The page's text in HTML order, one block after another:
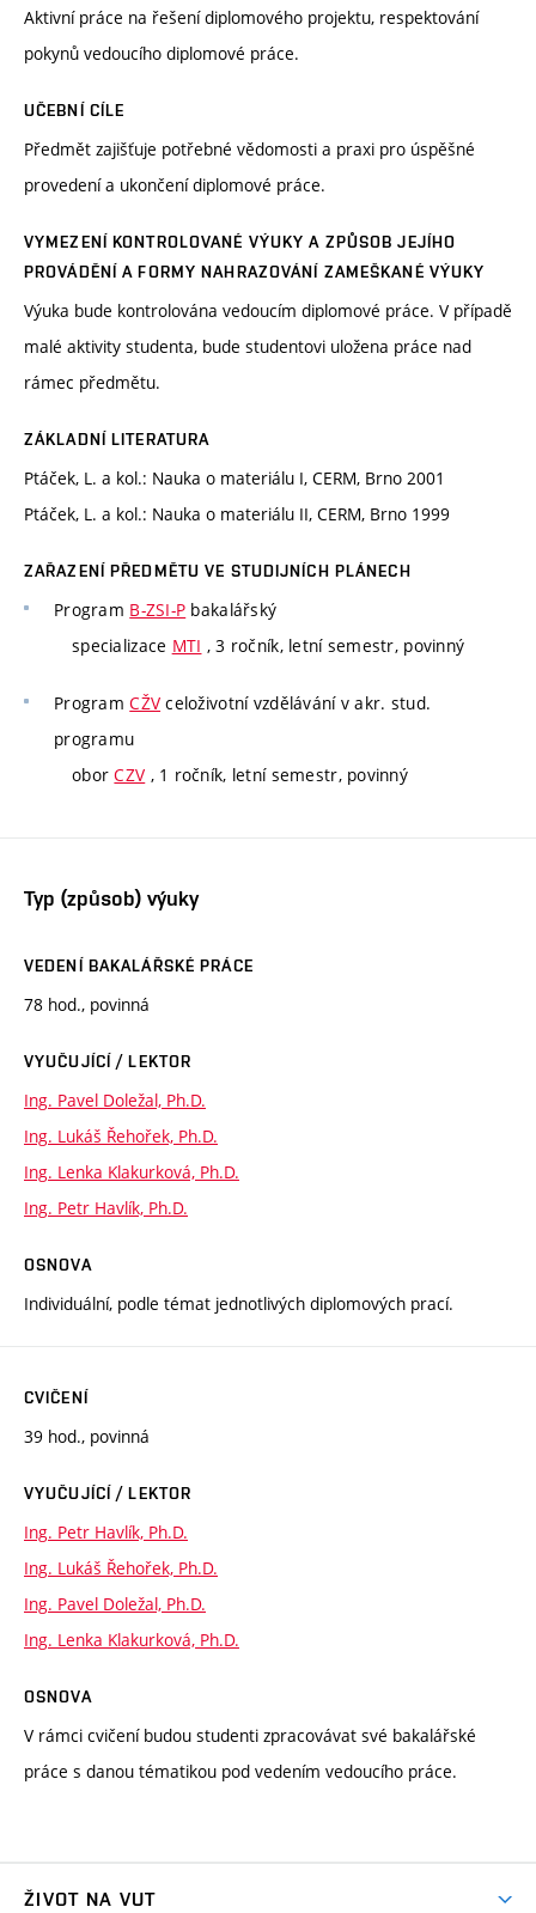
Aktivní práce na řešení diplomového projektu, respektování
pokynů vedoucího diplomové práce.
UČEBNÍ CÍLE
Předmět zajišťuje potřebné vědomosti a praxi pro úspěšné
provedení a ukončení diplomové práce.
VYMEZENÍ KONTROLOVANÉ VÝUKY A ZPŮSOB JEJÍHO
PROVÁDĚNÍ A FORMY NAHRAZOVÁNÍ ZAMEŠKANÉ VÝUKY
Výuka bude kontrolována vedoucím diplomové práce. V případě
malé aktivity studenta, bude studentovi uložena práce nad
rámec předmětu.
ZÁKLADNÍ LITERATURA
Ptáček, L. a kol.: Nauka o materiálu I, CERM, Brno 2001
Ptáček, L. a kol.: Nauka o materiálu II, CERM, Brno 1999
ZAŘAZENÍ PŘEDMĚTU VE STUDIJNÍCH PLÁNECH
Program B-ZSI-P bakalářský
specializace MTI , 3 ročník, letní semestr, povinný
ProgramCŽV celoživotní vzdělávání v akr. stud.
programu
oborCZV , 1 ročník, letní semestr, povinný
Typ (způsob) výuky
VEDENÍ BAKALÁŘSKÉ PRÁCE
78 hod., povinná
VYUČUJÍCÍ / LEKTOR
Ing. Pavel Doležal, Ph.D.
Ing. Lukáš Řehořek, Ph.D.
Ing. Lenka Klakurková, Ph.D.
Ing. Petr Havlík, Ph.D.
OSNOVA
Individuální, podle témat jednotlivých diplomových prací.
CVIČENÍ
39 hod., povinná
VYUČUJÍCÍ / LEKTOR
Ing. Petr Havlík, Ph.D.
Ing. Lukáš Řehořek, Ph.D.
Ing. Pavel Doležal, Ph.D.
Ing. Lenka Klakurková, Ph.D.
OSNOVA
V rámci cvičení budou studenti zpracovávat své bakalářské
práce s danou tématikou pod vedením vedoucího práce.
ŽIVOT NA VUT